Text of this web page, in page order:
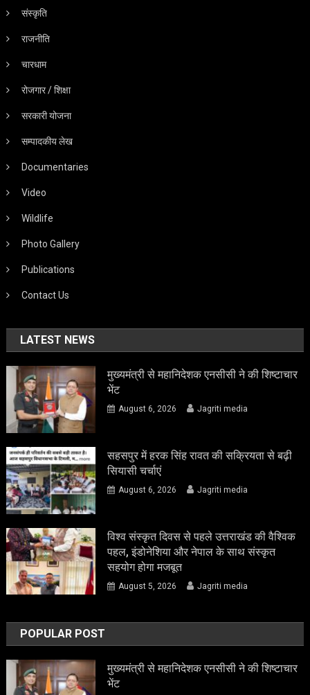
संस्कृति
राजनीति
चारधाम
रोजगार / शिक्षा
सरकारी योजना
सम्पादकीय लेख
Documentaries
Video
Wildlife
Photo Gallery
Publications
Contact Us
LATEST NEWS
मुख्यमंत्री से महानिदेशक एनसीसी ने की शिष्टाचार
भेंट
August 6, 2026 Jagriti media
सहसपुर में हरक सिंह रावत की सक्रियता से बढ़ी
सियासी चर्चाएं
August 6, 2026 Jagriti media
विश्व संस्कृत दिवस से पहले उत्तराखंड की वैश्विक
पहल, इंडोनेशिया और नेपाल के साथ संस्कृत
सहयोग होगा मजबूत
August 5, 2026 Jagriti media
POPULAR POST
मुख्यमंत्री से महानिदेशक एनसीसी ने की शिष्टाचार
भेंट